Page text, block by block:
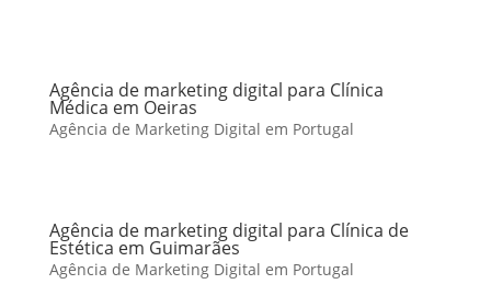
Agência de marketing digital para Clínica
Médica em Oeiras
Agência de Marketing Digital em Portugal
Agência de marketing digital para Clínica de
Estética em Guimarães
Agência de Marketing Digital em Portugal